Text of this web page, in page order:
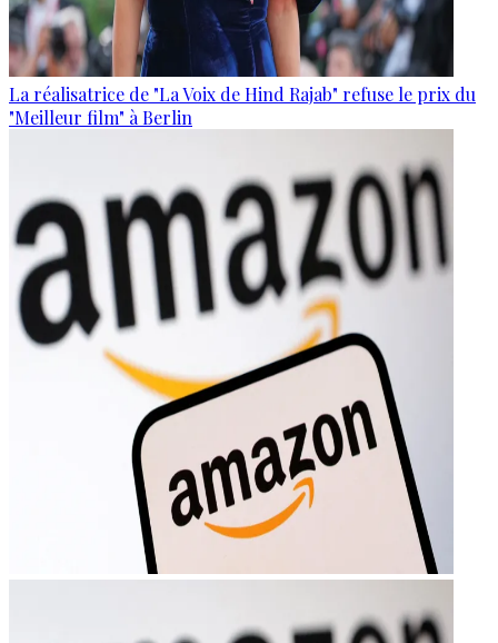
La réalisatrice de "La Voix de Hind Rajab" refuse le prix du
"Meilleur film" à Berlin